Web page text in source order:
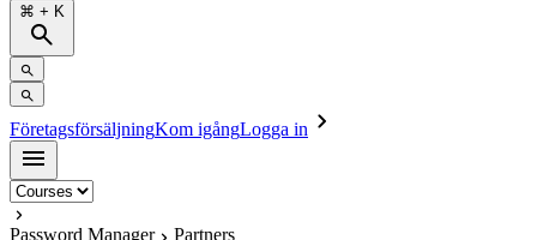
⌘ + K
FöretagsförsäljningKom igångLogga in
Password Manager
Partners